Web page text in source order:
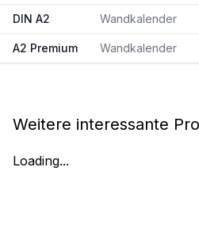
DIN A2 Wandkalender
A2 Premium Wandkalender
Weitere interessante
Loading...